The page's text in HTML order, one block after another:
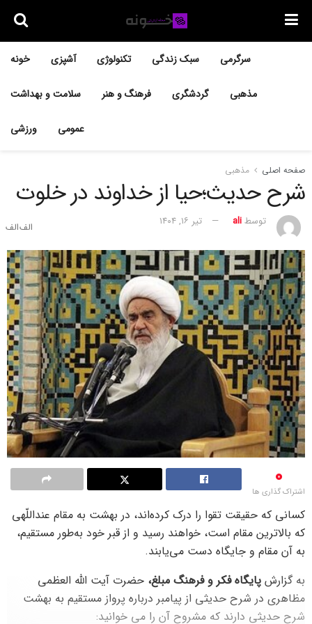
خونه آشپزی تکنولوژی سبک زندگی سرگرمی
سلامت و بهداشت فرهنگ و هنر گردشگری مذهبی
ورزشی عمومی
صفحه اصلی مذهبی
شرح حدیث؛حیا از خداوند در خلوت
توسطali تیر ۱۶, ۱۴۰۴
0
اشتراک گذاری ها
کسانی که حقیقت تقوا را درک کرده‌اند، در بهشت به مقام‏ عنداللّهی‏
که بالاترین مقام است، خواهند رسید و از قبر خود به‌طور مستقیم،
به آن مقام و جایگاه دست می‌یابند.
به گزارش پایگاه فکر و فرهنگ مبلغ،حضرت آیت الله العظمی
مظاهری در شرح حدیثی از پیامبر درباره پرواز مستقیم به بهشت
شرح حدیثی دارند که مشروح آن را می خوانید: